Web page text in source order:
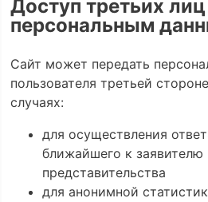
Доступ третьих
персональным
Сайт может передать
пользователя третьей
случаях:
для осуществления
ближайшего к заявителю
представительства
для анонимной